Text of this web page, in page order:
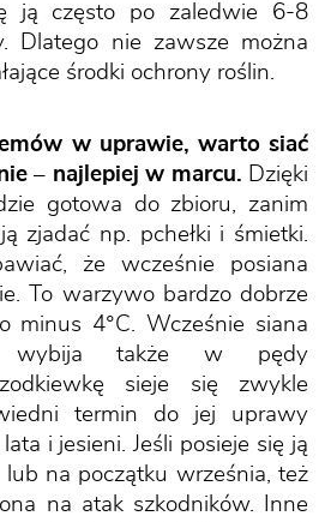
ją często po zaledwie 6-8
Dlatego nie zawsze można
środki ochrony roślin.
w uprawie, warto siać
– najlepiej w marcu. Dzięki
gotowa do zbioru, zanim
zjadać np. pchełki i śmietki.
że wcześnie posiana
To warzywo bardzo dobrze
minus 4°C. Wcześnie siana
wybija także w pędy
sieje się zwykle
termin do jej uprawy
i jesieni. Jeśli posieje się ją
lub na początku września, też
na atak szkodników. Inne